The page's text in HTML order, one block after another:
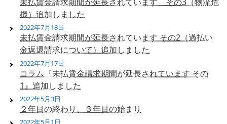
機）追加しました
未払賃金請求期間が延長されています その2（過払い
金返還請求について）追加しました
2022年7月18日
コラム『未払賃金請求期間が延長されています その
1』追加しました
2022年7月17日
２年目の終わり、３年目の始まり
2022年5月3日